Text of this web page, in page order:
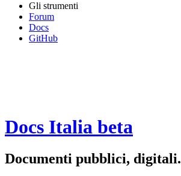
Gli strumenti
Forum
Docs
GitHub
Docs Italia beta
Documenti pubblici, digitali.